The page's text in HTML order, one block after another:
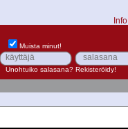
Info
Muista minut!
Unohtuiko salasana? Rekisteröidy!